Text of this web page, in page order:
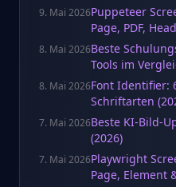
9. Mai 2026Puppeteer
Page, PDF,
8. Mai 2026Beste
Tools im
8. Mai 2026Font Identifier:
Schriftarten
7. Mai 2026Beste KI-Bild-
(2026)
7. Mai 2026Playwright
Page, Element